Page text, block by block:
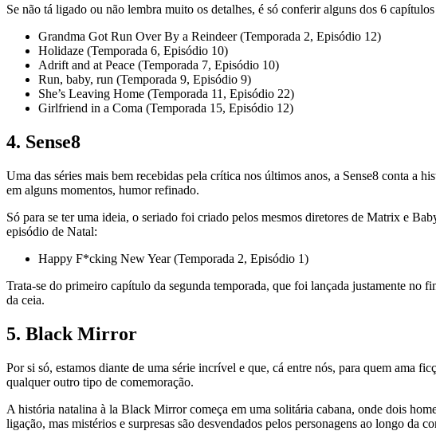
Se não tá ligado ou não lembra muito os detalhes, é só conferir alguns dos 6
Grandma Got Run Over By a Reindeer (Temporada 2, Episódio 12)
Holidaze (Temporada 6, Episódio 10)
Adrift and at Peace (Temporada 7, Episódio 10)
Run, baby, run (Temporada 9, Episódio 9)
She’s Leaving Home (Temporada 11, Episódio 22)
Girlfriend in a Coma (Temporada 15, Episódio 12)
4. Sense8
Uma das séries mais bem recebidas pela crítica nos últimos anos, a Sense8 conta a
em alguns momentos, humor refinado.
Só para se ter uma ideia, o seriado foi criado pelos mesmos diretores de Matrix e
episódio de Natal:
Happy F*cking New Year (Temporada 2, Episódio 1)
Trata-se do primeiro capítulo da segunda temporada, que foi lançada justamente no
da ceia.
5. Black Mirror
Por si só, estamos diante de uma série incrível e que, cá entre nós, para quem ama
qualquer outro tipo de comemoração.
A história natalina à la Black Mirror começa em uma solitária cabana, onde dois
ligação, mas mistérios e surpresas são desvendados pelos personagens ao longo da